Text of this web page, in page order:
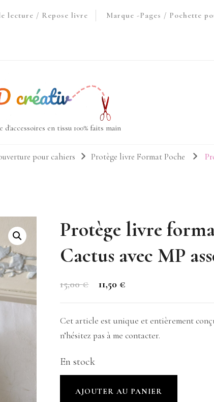
lecture / Repose livre
Marque -Pages / Pochette
d'accessoires en tissu 100% faits main
pour cahiers Protège livre Format Poche
Protège livre
Cactus avec MP
15,00€
Le
prix
était :
11,50 €
prix
est :
Cet article est unique et entièrement
n’hésitez pas à me contacter.
En stock
AJOUTER AU PANIER